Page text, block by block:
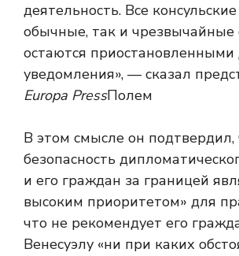
деятельность. Все
обычные, так и чрезвычайные
остаются приостановленными
уведомления», — сказал
Europa PressПолем
В этом смысле он подтвердил,
безопасность
и его граждан за границей
высоким приоритетом» для
что не рекомендует его
Венесуэлу «ни при каких